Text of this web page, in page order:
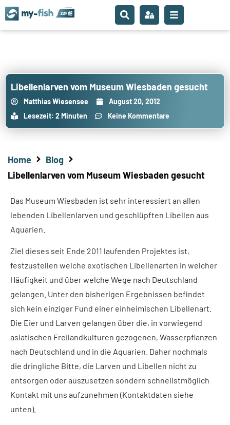
Libellenlarven vom Museum Wiesbaden gesucht
Matthias Wiesensee
August 20, 2012
Lesezeit: 2 Minuten
Keine Kommentare
Home
Blog
Libellenlarven vom Museum Wiesbaden gesucht
Das Museum Wiesbaden ist sehr interessiert an allen
lebenden Libellenlarven und geschlüpften Libellen aus
Aquarien.
Ziel dieses seit Ende 2011 laufenden Projektes ist,
festzustellen welche exotischen Libellenarten in welcher
Häufigkeit und über welche Wege nach Deutschland
gelangen. Unter den bisherigen Ergebnissen befindet
sich kein einziger Fund einer einheimischen Libellenart.
Die Eier und Larven gelangen über die, in vorwiegend
asiatischen Freilandkulturen gezogenen, Wasserpflanzen
nach Deutschland und in die Aquarien. Daher nochmals
die dringliche Bitte, die Larven und Libellen nicht zu
entsorgen oder auszusetzen sondern schnellstmöglich
Kontakt mit uns aufzunehmen (Kontaktdaten siehe
unten).